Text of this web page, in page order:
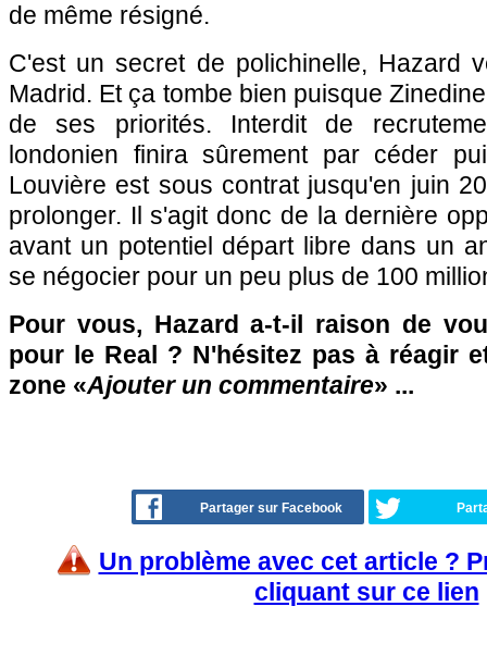
de même résigné.
C'est un secret de polichinelle, Hazard
Madrid. Et ça tombe bien puisque
de ses priorités. Interdit de
londonien finira sûrement par céder
Louvière est sous contrat jusqu'en juin
prolonger. Il s'agit donc de la dernière
avant un potentiel départ libre dans un
se négocier pour un peu plus de 100
Pour vous, Hazard a-t-il raison de
pour le Real ? N'hésitez pas à réagir
zone «Ajouter un commentaire» ...
Partager sur Facebook
Un problème avec cet article ?
cliquant sur ce lien